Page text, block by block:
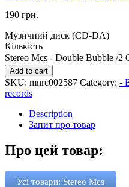
190 грн.
Музичний диск (CD-DA)
Кількість
Stereo Mcs - Double Bubble /2
Add to cart
SKU: mnrc002587 Category: -
records
Description
Запит про товар
Про цей товар:
Усі товари: Stereo Mcs